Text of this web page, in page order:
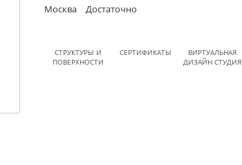
Москва
Достаточно
СТРУКТУРЫ И
ПОВЕРХНОСТИ
СЕРТИФИКАТЫ
ВИРТУАЛЬНАЯ
ДИЗАЙН СТУДИЯ